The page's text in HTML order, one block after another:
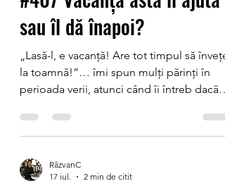
nevoie de un părinte prezent atunci când
este cu el. Mulți părinți
sau îl dă înapoi?
„Lasă-l, e vacanță! Are tot timpul să învețe
la toamnă!”… îmi spun mulți părinți în
perioada verii, atunci când îi întreb dacă
matematică sau mai are vreo activitate
care să-i pună mintea în mișcare.
Bineînțeles că vacanța este perioada în
care copiii trebuie să se odihnească, să se
RăzvanC
17 iul.
2 min de citit